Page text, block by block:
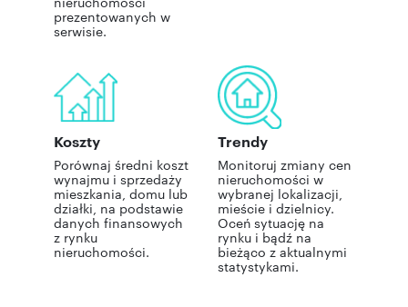
prezentowanych w
serwisie.
Koszty
Porównaj średni koszt
wynajmu i sprzedaży
mieszkania, domu lub
działki, na podstawie
danych finansowych
z rynku
nieruchomości.
Trendy
Monitoruj zmiany cen
nieruchomości w
wybranej lokalizacji,
mieście i dzielnicy.
Oceń sytuację na
rynku i bądź na
bieżąco z aktualnymi
statystykami.